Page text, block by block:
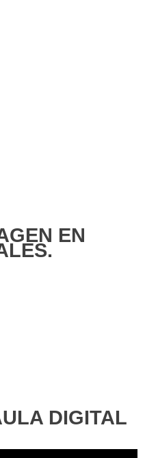
EN
DIGITAL